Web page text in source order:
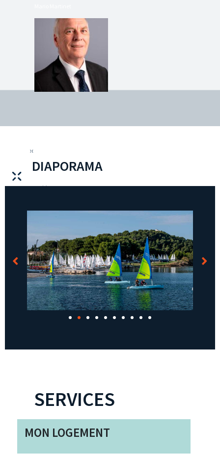
DIAPORAMA
SERVICES
MON LOGEMENT